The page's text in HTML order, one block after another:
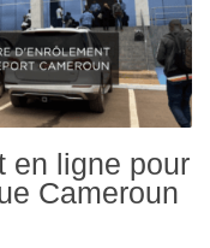
en ligne pour
Cameroun